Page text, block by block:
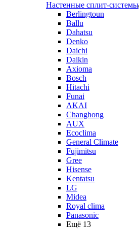
Настенные сплит-системы
Berlingtoun
Ballu
Dahatsu
Denko
Daichi
Daikin
Axioma
Bosch
Hitachi
Funai
AKAI
Changhong
AUX
Ecoclima
General Climate
Fujimitsu
Gree
Hisense
Kentatsu
LG
Midea
Royal clima
Panasonic
Ещё 13